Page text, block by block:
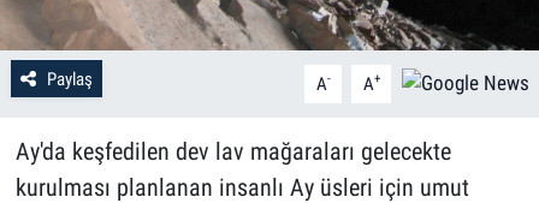
Paylaş A- A+
Ay'da keşfedilen dev lav mağaraları gelecekte
kurulması planlanan insanlı Ay üsleri için umut